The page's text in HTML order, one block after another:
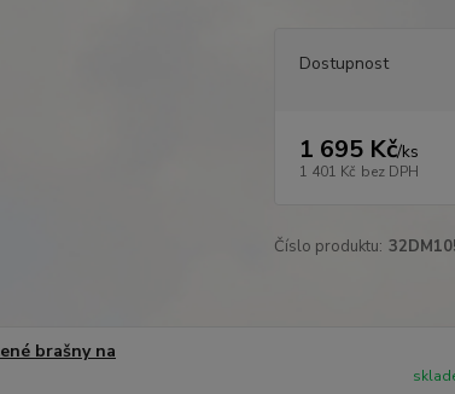
Dostupnost
1 695 Kč/ks
1 401 Kč bez DPH
Číslo produktu:
brašny na